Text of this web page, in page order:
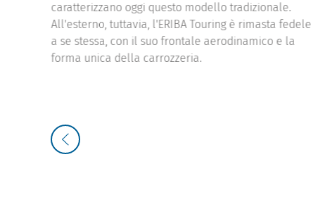
caratterizzano oggi questo modello tradizionale.
All'esterno, tuttavia, l'ERIBA Touring è rimasta fedele
a se stessa, con il suo frontale aerodinamico e la
forma unica della carrozzeria.